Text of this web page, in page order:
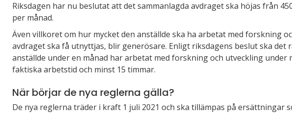
Riksdagen har nu beslutat att det sammanlagda avdraget ska höjas från
per månad.
Även villkoret om hur mycket den anställde ska ha arbetat med forskning
avdraget ska få utnyttjas, blir generösare. Enligt riksdagens beslut ska det
anställde under en månad har arbetat med forskning och utveckling under
faktiska arbetstid och minst 15 timmar.
När börjar de nya reglerna gälla?
De nya reglerna träder i kraft 1 juli 2021 och ska tillämpas på ersättningar